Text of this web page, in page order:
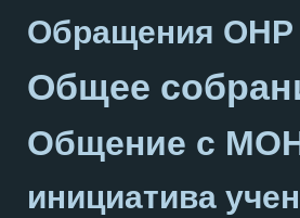
Обращения ОНР
Общее
Общение с
инициатива